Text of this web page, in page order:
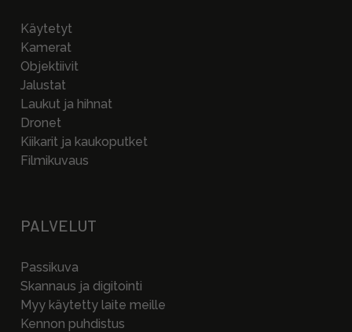
Käytetyt
Kamerat
Objektiivit
Jalustat
Laukut ja hihnat
Dronet
Kiikarit ja kaukoputket
Filmikuvaus
PALVELUT
Passikuva
Skannaus ja digitointi
Myy käytetty laite meille
Kennon puhdistus